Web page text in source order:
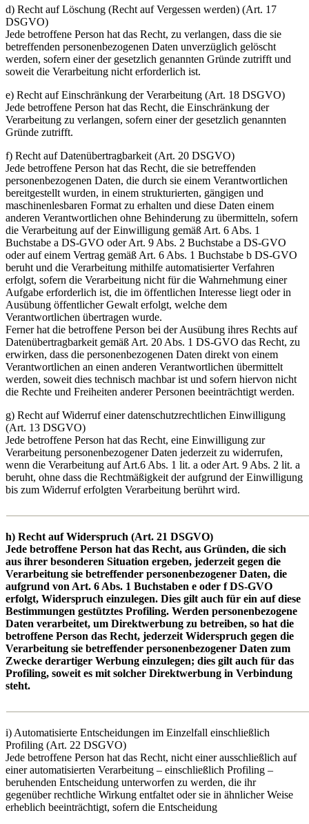
d) Recht auf Löschung (Recht auf Vergessen werden) (Art. 17
DSGVO)
Jede betroffene Person hat das Recht, zu verlangen, dass die sie
betreffenden personenbezogenen Daten unverzüglich gelöscht
werden, sofern einer der gesetzlich genannten Gründe zutrifft und
soweit die Verarbeitung nicht erforderlich ist.
e) Recht auf Einschränkung der Verarbeitung (Art. 18 DSGVO)
Jede betroffene Person hat das Recht, die Einschränkung der
Verarbeitung zu verlangen, sofern einer der gesetzlich genannten
Gründe zutrifft.
f) Recht auf Datenübertragbarkeit (Art. 20 DSGVO)
Jede betroffene Person hat das Recht, die sie betreffenden
personenbezogenen Daten, die durch sie einem Verantwortlichen
bereitgestellt wurden, in einem strukturierten, gängigen und
maschinenlesbaren Format zu erhalten und diese Daten einem
anderen Verantwortlichen ohne Behinderung zu übermitteln, sofern
die Verarbeitung auf der Einwilligung gemäß Art. 6 Abs. 1
Buchstabe a DS-GVO oder Art. 9 Abs. 2 Buchstabe a DS-GVO
oder auf einem Vertrag gemäß Art. 6 Abs. 1 Buchstabe b DS-GVO
beruht und die Verarbeitung mithilfe automatisierter Verfahren
erfolgt, sofern die Verarbeitung nicht für die Wahrnehmung einer
Aufgabe erforderlich ist, die im öffentlichen Interesse liegt oder in
Ausübung öffentlicher Gewalt erfolgt, welche dem
Verantwortlichen übertragen wurde.
Ferner hat die betroffene Person bei der Ausübung ihres Rechts auf
Datenübertragbarkeit gemäß Art. 20 Abs. 1 DS-GVO das Recht, zu
erwirken, dass die personenbezogenen Daten direkt von einem
Verantwortlichen an einen anderen Verantwortlichen übermittelt
werden, soweit dies technisch machbar ist und sofern hiervon nicht
die Rechte und Freiheiten anderer Personen beeinträchtigt werden.
g) Recht auf Widerruf einer datenschutzrechtlichen Einwilligung
(Art. 13 DSGVO)
Jede betroffene Person hat das Recht, eine Einwilligung zur
Verarbeitung personenbezogener Daten jederzeit zu widerrufen,
wenn die Verarbeitung auf Art.6 Abs. 1 lit. a oder Art. 9 Abs. 2 lit. a
beruht, ohne dass die Rechtmäßigkeit der aufgrund der Einwilligung
bis zum Widerruf erfolgten Verarbeitung berührt wird.
h) Recht auf Widerspruch (Art. 21 DSGVO)
Jede betroffene Person hat das Recht, aus Gründen, die sich
aus ihrer besonderen Situation ergeben, jederzeit gegen die
Verarbeitung sie betreffender personenbezogener Daten, die
aufgrund von Art. 6 Abs. 1 Buchstaben e oder f DS-GVO
erfolgt, Widerspruch einzulegen. Dies gilt auch für ein auf diese
Bestimmungen gestütztes Profiling. Werden personenbezogene
Daten verarbeitet, um Direktwerbung zu betreiben, so hat die
betroffene Person das Recht, jederzeit Widerspruch gegen die
Verarbeitung sie betreffender personenbezogener Daten zum
Zwecke derartiger Werbung einzulegen; dies gilt auch für das
Profiling, soweit es mit solcher Direktwerbung in Verbindung
steht.
i) Automatisierte Entscheidungen im Einzelfall einschließlich
Profiling (Art. 22 DSGVO)
Jede betroffene Person hat das Recht, nicht einer ausschließlich auf
einer automatisierten Verarbeitung – einschließlich Profiling –
beruhenden Entscheidung unterworfen zu werden, die ihr
gegenüber rechtliche Wirkung entfaltet oder sie in ähnlicher Weise
erheblich beeinträchtigt, sofern die Entscheidung